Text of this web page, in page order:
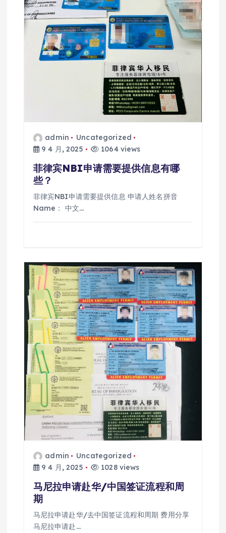
admin
Uncategorized
9 4 月, 2025
1064 views
菲律宾NBI申请需要提供信息有哪
些？
菲律宾NBI申请需要提供信息 申请人姓名拼音
Name： 中文…
admin
Uncategorized
9 4 月, 2025
1028 views
马尼拉申请赴华/中国签证流程和周
期
马尼拉申请赴华/去中国签证流程和周期 费用分享
马尼拉申请赴…